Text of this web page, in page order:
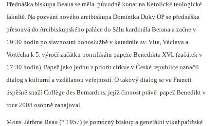
Přednáška biskupa Beaua se měla původně konat na Katolické teologické
fakultě. Na pozvání nového arcibiskupa Dominika Duky OP se přednáška
přesouvá do Arcibiskupského paláce do Sálu kardinála Berana a začne v
19:30 hodin po slavnostní bohoslužbě v katedrále sv. Víta, Václava a
Vojtěcha k 5. výročí začátku pontifikátu papeže Benedikta XVI. (začátek v
17:30 hodin). Papež jako jednu z priorit církve v České republice označil
dialog s kulturní a vzdělanou veřejností. O takový dialog se ve Francii
úspěšně snaží Collège des Bernardins, jejíž činnost právě papež Benedikt v
roce 2008 osobně zahajoval.
Mons. Jérôme Beau (* 1957) je pomocný biskup a generální vikář pařížské